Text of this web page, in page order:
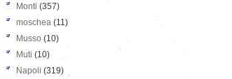
Monti (357)
moschea (11)
Musso (10)
Muti (10)
Napoli (319)